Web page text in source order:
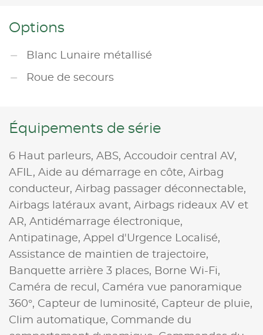
Options
Blanc Lunaire métallisé
Roue de secours
Équipements de série
6 Haut parleurs, ABS, Accoudoir central AV,
AFIL, Aide au démarrage en côte, Airbag
conducteur, Airbag passager déconnectable,
Airbags latéraux avant, Airbags rideaux AV et
AR, Antidémarrage électronique,
Antipatinage, Appel d'Urgence Localisé,
Assistance de maintien de trajectoire,
Banquette arrière 3 places, Borne Wi-Fi,
Caméra de recul, Caméra vue panoramique
360°, Capteur de luminosité, Capteur de pluie,
Clim automatique, Commande du